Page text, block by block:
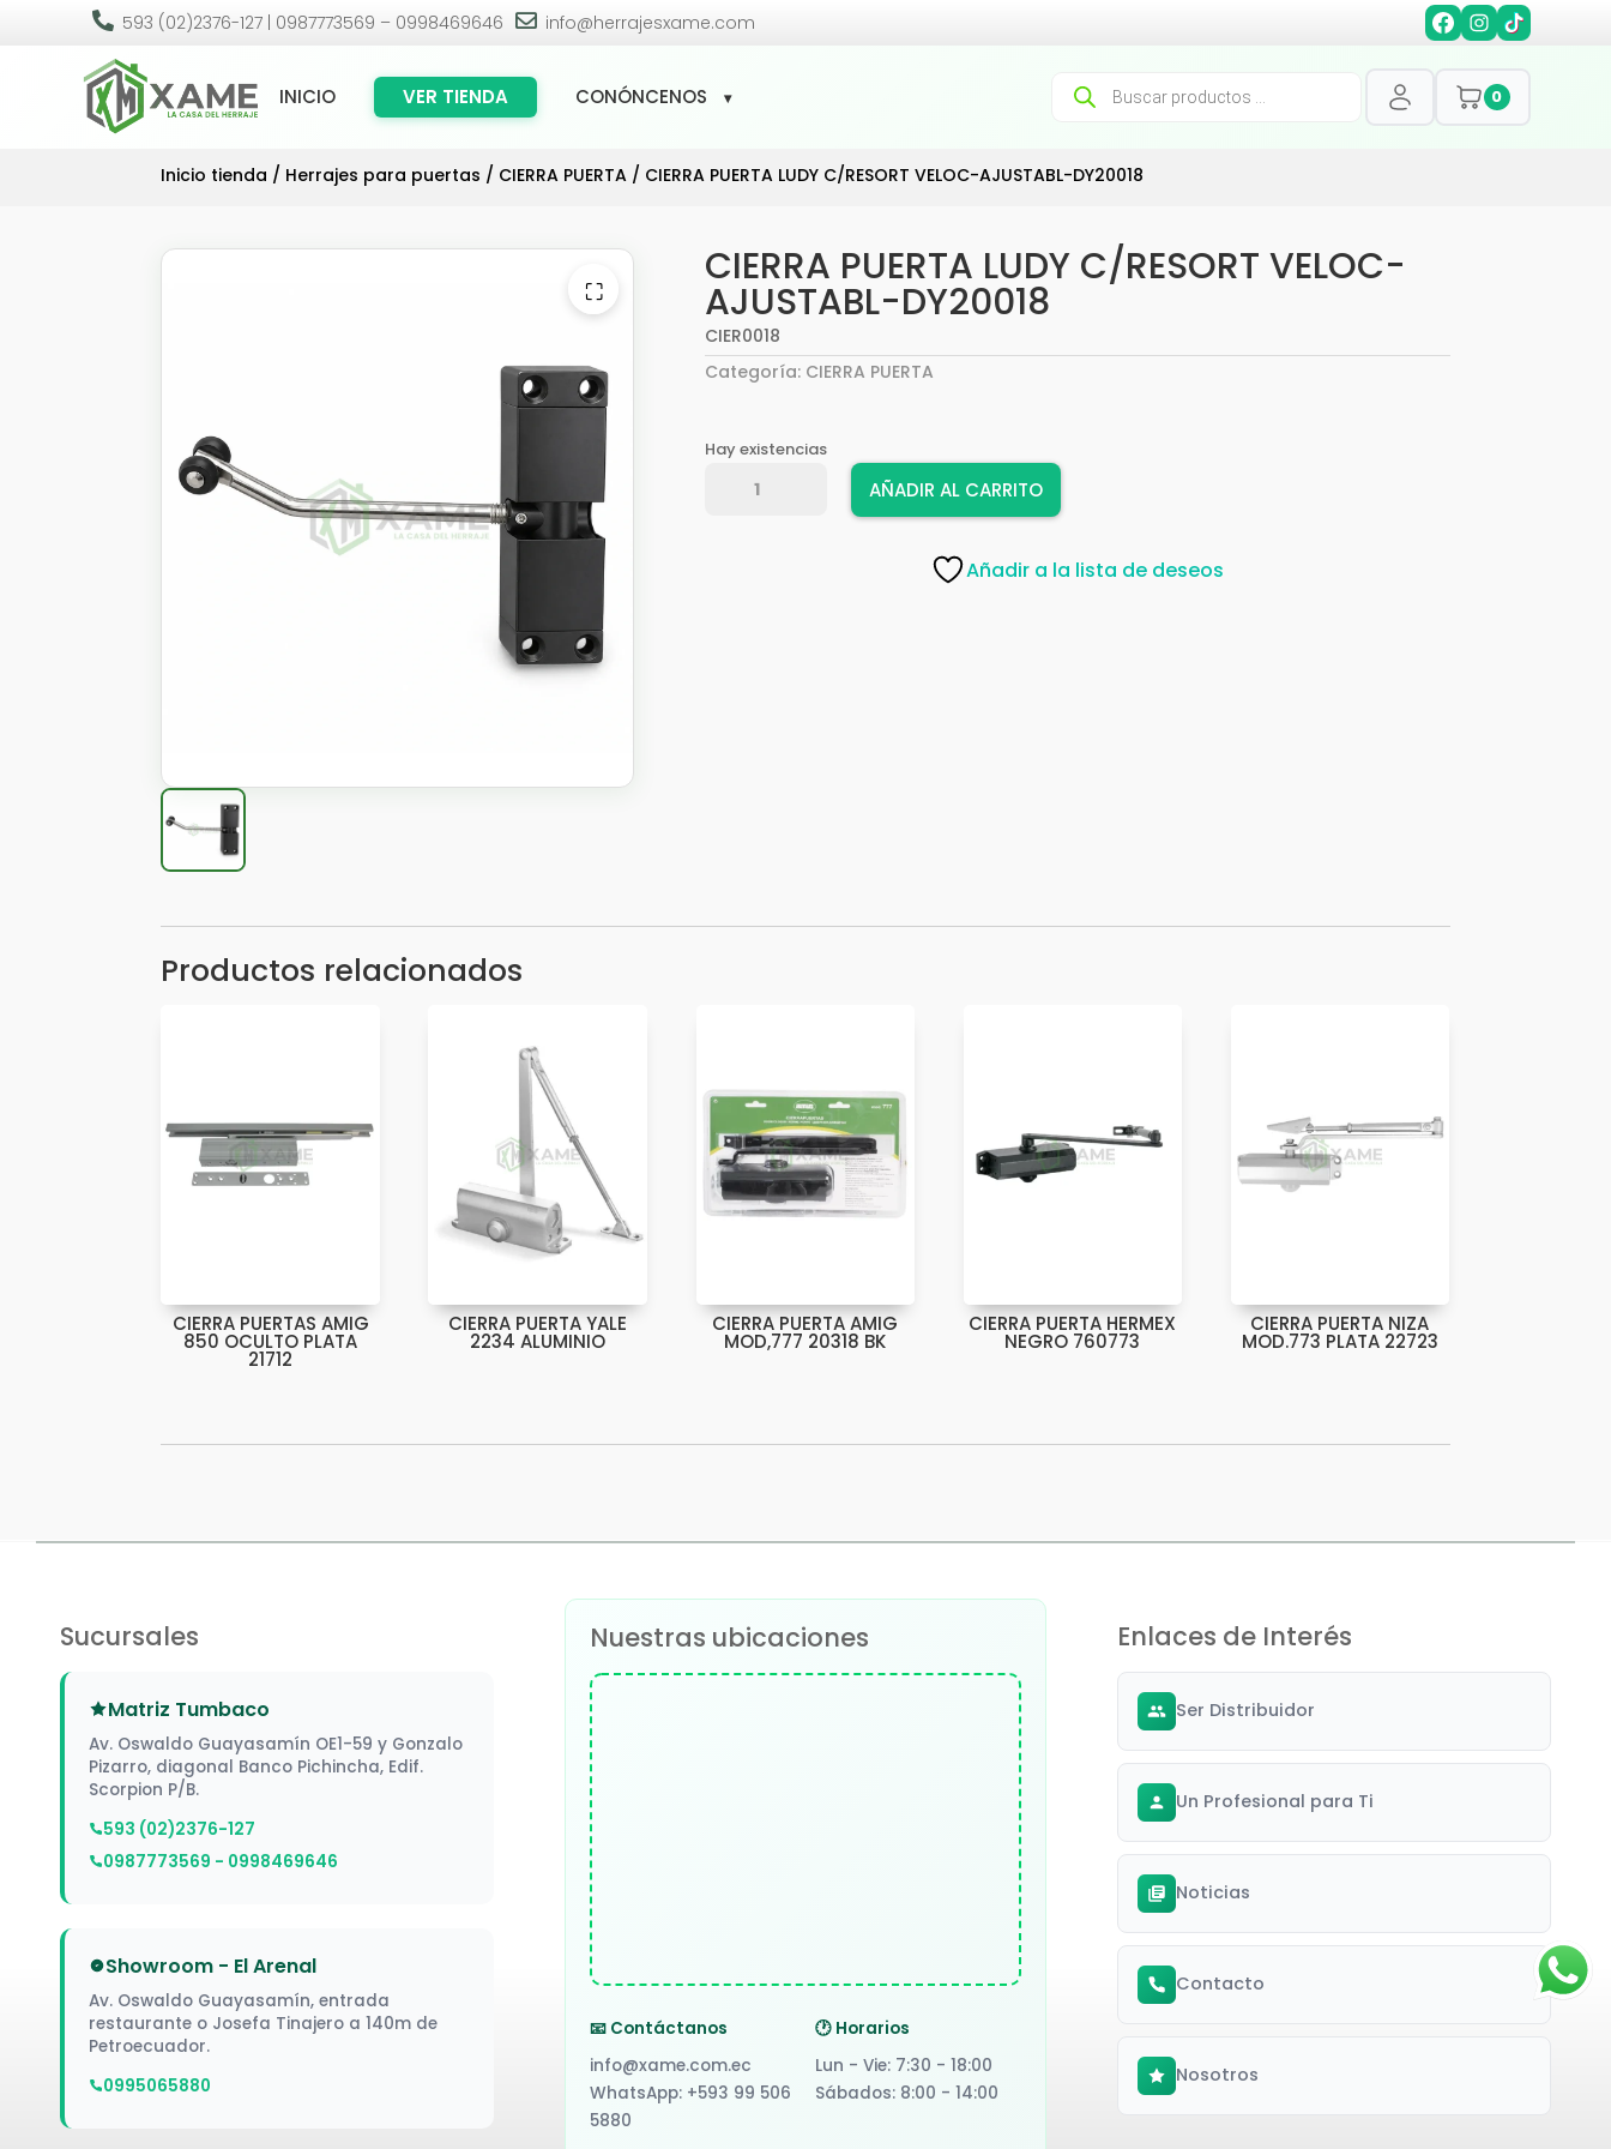
 593 (02)2376-127 | 0987773569 – 0998469646  info@herrajesxame.com
INICIO VER TIENDA CONÓNCENOS
Búsqueda
productos
0
Inicio tienda / Herrajes para puertas / CIERRA PUERTA / CIERRA PUERTA LUDY C/RESORT VELOC-AJUSTABL-DY20018
⛶ CIERRA PUERTA LUDY C/RESORT VELOC-
AJUSTABL-DY20018
CIER0018
Categoría: CIERRA PUERTA
Hay existencias
PUERTA
AÑADIR AL CARRITO
Añadir a la lista de deseos
Productos relacionados
CIERRA PUERTAS AMIG
850 OCULTO PLATA
21712
CIERRA PUERTA YALE
2234 ALUMINIO
CIERRA PUERTA AMIG
MOD,777 20318 BK
CIERRA PUERTA HERMEX
NEGRO 760773
CIERRA PUERTA NIZA
MOD.773 PLATA 22723
Sucursales
Matriz Tumbaco
Av. Oswaldo Guayasamín OE1-59 y Gonzalo
Pizarro, diagonal Banco Pichincha, Edif.
Scorpion P/B.
593 (02)2376-127
0987773569 - 0998469646
Showroom - El Arenal
Av. Oswaldo Guayasamín, entrada
restaurante o Josefa Tinajero a 140m de
Petroecuador.
0995065880
Nuestras ubicaciones
📧 Contáctanos
info@xame.com.ec
WhatsApp: +593 99 506
5880
🕐 Horarios
Lun - Vie: 7:30 - 18:00
Sábados: 8:00 - 14:00
Enlaces de Interés
Ser Distribuidor
Un Profesional para Ti
Noticias
Contacto
Nosotros